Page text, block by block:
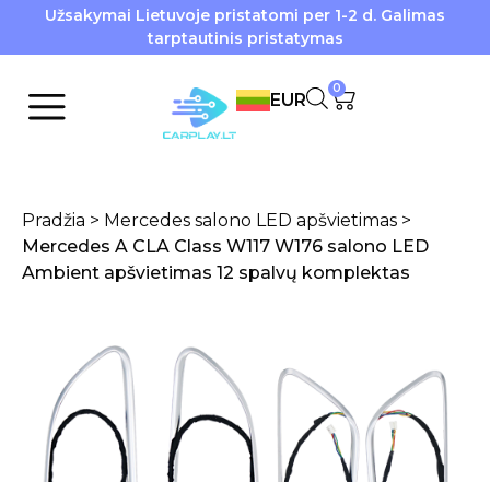
Užsakymai Lietuvoje pristatomi per 1-2 d. Galimas
tarptautinis pristatymas
EUR
0
Pradžia > Mercedes salono LED apšvietimas >
Mercedes A CLA Class W117 W176 salono LED
Ambient apšvietimas 12 spalvų komplektas